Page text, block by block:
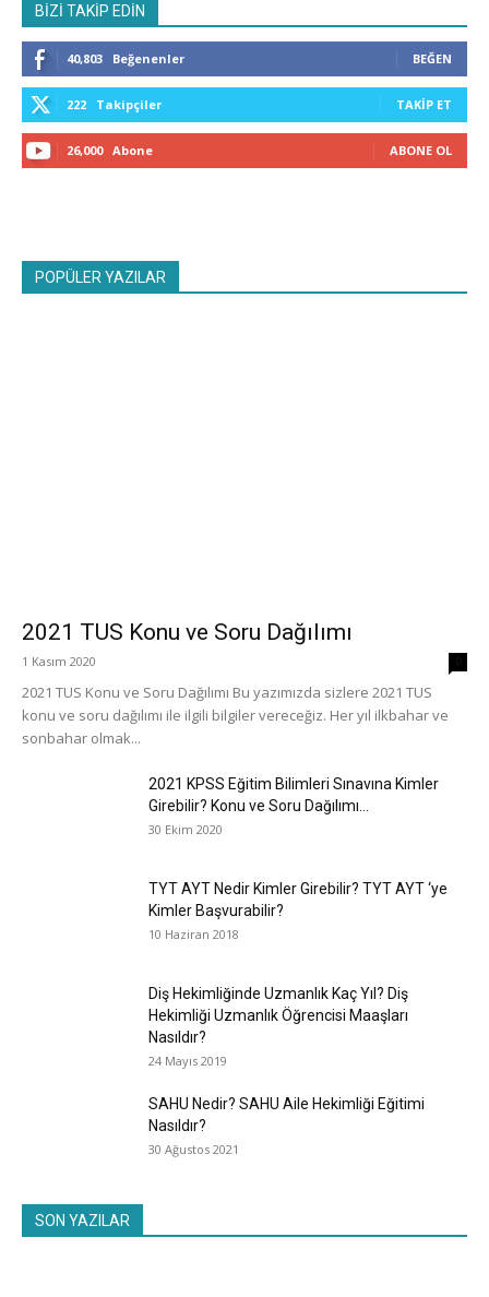
BİZİ TAKİP EDİN
40,803 Beğenenler BEĞEN
222 Takipçiler TAKIP ET
26,000 Abone ABONE OL
POPÜLER YAZILAR
2021 TUS Konu ve Soru Dağılımı
1 Kasım 2020
2021 TUS Konu ve Soru Dağılımı Bu yazımızda sizlere 2021 TUS
konu ve soru dağılımı ile ilgili bilgiler vereceğiz. Her yıl ilkbahar ve
sonbahar olmak...
2021 KPSS Eğitim Bilimleri Sınavına Kimler
Girebilir? Konu ve Soru Dağılımı...
30 Ekim 2020
TYT AYT Nedir Kimler Girebilir? TYT AYT ‘ye
Kimler Başvurabilir?
10 Haziran 2018
Diş Hekimliğinde Uzmanlık Kaç Yıl? Diş
Hekimliği Uzmanlık Öğrencisi Maaşları
Nasıldır?
24 Mayıs 2019
SAHU Nedir? SAHU Aile Hekimliği Eğitimi
Nasıldır?
30 Ağustos 2021
SON YAZILAR